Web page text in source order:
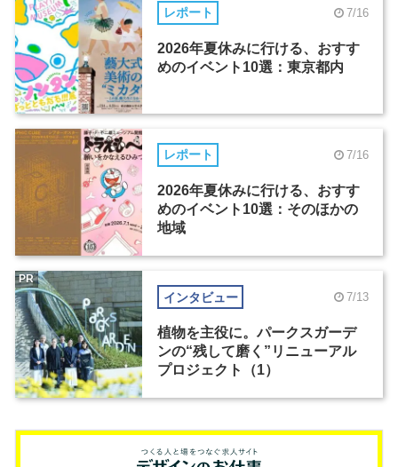
レポート 7/16
2026年夏休みに行ける、おすす
めのイベント10選：東京都内
レポート 7/16
2026年夏休みに行ける、おすす
めのイベント10選：そのほかの
地域
インタビュー 7/13
植物を主役に。パークスガーデ
ンの“残して磨く”リニューアル
プロジェクト（1）
PR